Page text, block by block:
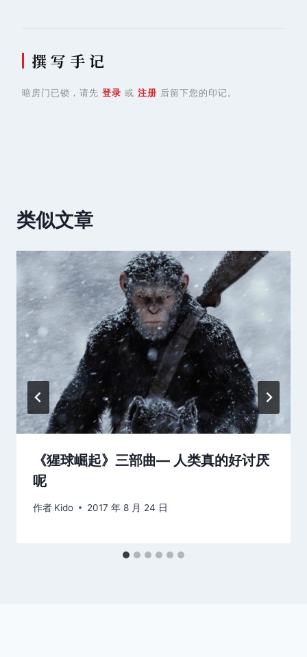
撰 写 手 记
暗房门已锁，请先 登录 或 注册 后留下您的印记。
类似文章
《猩球崛起》三部曲— 人类真的好讨厌
呢
作者 Kido 2017 年 8 月 24 日